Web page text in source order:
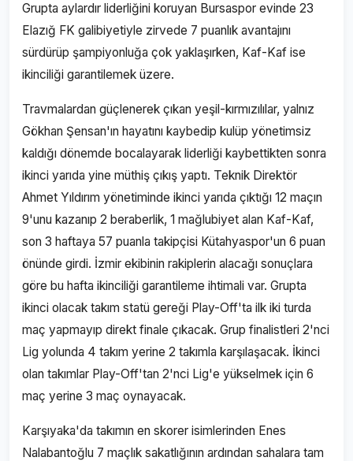
Grupta aylardır liderliğini koruyan Bursaspor evinde 23
Elazığ FK galibiyetiyle zirvede 7 puanlık avantajını
sürdürüp şampiyonluğa çok yaklaşırken, Kaf-Kaf ise
ikinciliği garantilemek üzere.
Travmalardan güçlenerek çıkan yeşil-kırmızılılar, yalnız
Gökhan Şensan'ın hayatını kaybedip kulüp yönetimsiz
kaldığı dönemde bocalayarak liderliği kaybettikten sonra
ikinci yarıda yine müthiş çıkış yaptı. Teknik Direktör
Ahmet Yıldırım yönetiminde ikinci yarıda çıktığı 12 maçın
9'unu kazanıp 2 beraberlik, 1 mağlubiyet alan Kaf-Kaf,
son 3 haftaya 57 puanla takipçisi Kütahyaspor'un 6 puan
önünde girdi. İzmir ekibinin rakiplerin alacağı sonuçlara
göre bu hafta ikinciliği garantileme ihtimali var. Grupta
ikinci olacak takım statü gereği Play-Off'ta ilk iki turda
maç yapmayıp direkt finale çıkacak. Grup finalistleri 2'nci
Lig yolunda 4 takım yerine 2 takımla karşılaşacak. İkinci
olan takımlar Play-Off'tan 2'nci Lig'e yükselmek için 6
maç yerine 3 maç oynayacak.
Karşıyaka'da takımın en skorer isimlerinden Enes
Nalabantoğlu 7 maçlık sakatlığının ardından sahalara tam